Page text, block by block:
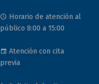
Horario de atención al
público 8:00 a 15:00
Atención con cita
previa